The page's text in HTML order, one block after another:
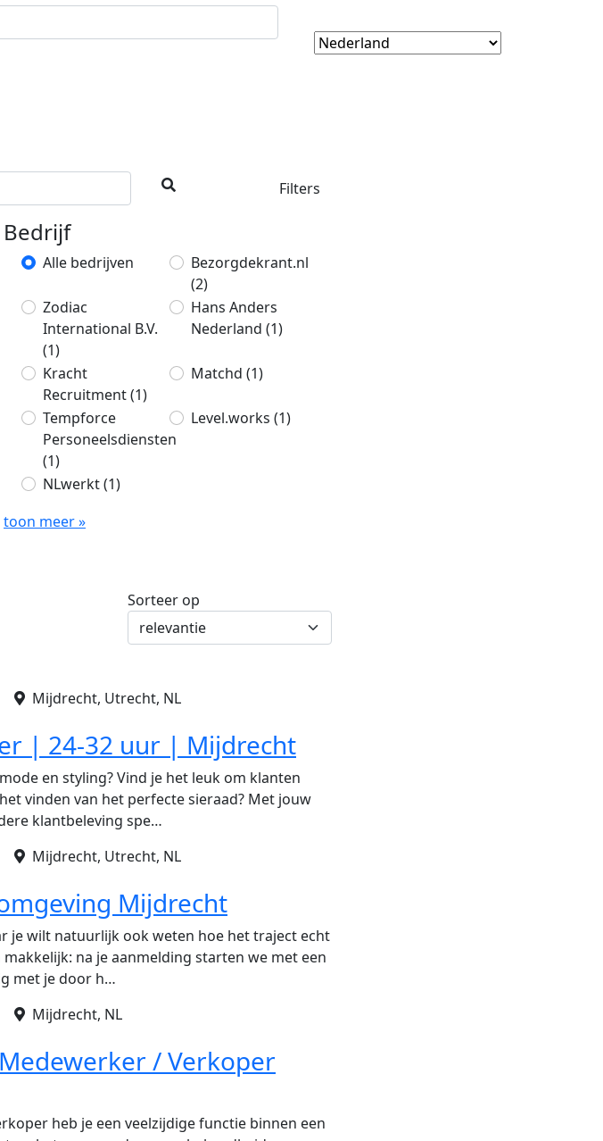
Filters
Bedrijf
Alle bedrijven
Bezorgdekrant.nl
(2)
Zodiac
International B.V.
(1)
Hans Anders
Nederland (1)
Kracht
Recruitment(1)
Matchd (1)
Tempforce
Personeelsdiensten
(1)
Level.works (1)
NLwerkt(1)
toon meer »
Sorteer op
Mijdrecht, Utrecht, NL
| 24-32 uur | Mijdrecht
en styling? Vind je het leuk om klanten
vinden van het perfecte sieraad? Met jouw
klantbeleving spe…
Mijdrecht, Utrecht, NL
Mijdrecht
je wilt natuurlijk ook weten hoe het traject echt
na je aanmelding starten we met een
met je door h…
Mijdrecht, NL
/ Verkoper
heb je een veelzijdige functie binnen een